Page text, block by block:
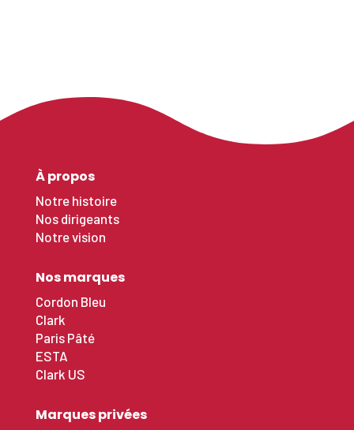
À propos
Notre histoire
Nos dirigeants
Notre vision
Nos marques
Cordon Bleu
Clark
Paris Pâté
ESTA
Clark US
Marques privées